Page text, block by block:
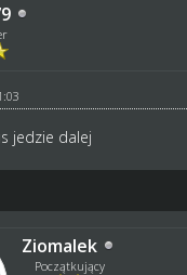
jedzie dalej
Ziomalek
Początkujący